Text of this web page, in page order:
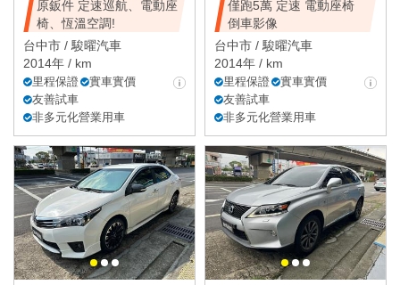
原鈑件 定速巡航、電動座
椅、恆溫空調!
台中市 /駿曜汽車
2014年 / km
里程保證
實車實價
友善試車
非多元化營業用車
僅跑5萬 定速 電動座椅
倒車影像
台中市 /駿曜汽車
2014年 / km
里程保證
實車實價
友善試車
非多元化營業用車